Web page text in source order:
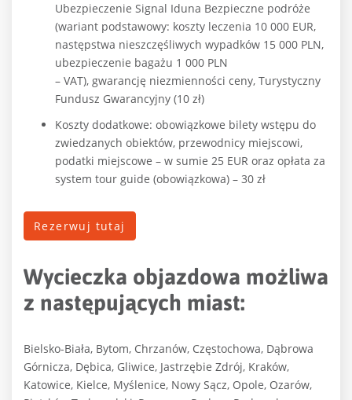
Ubezpieczenie Signal Iduna Bezpieczne podróże
(wariant podstawowy: koszty leczenia 10 000 EUR,
następstwa nieszczęśliwych wypadków 15 000 PLN,
ubezpieczenie bagażu 1 000 PLN
– VAT), gwarancję niezmienności ceny, Turystyczny
Fundusz Gwarancyjny (10 zł)
Koszty dodatkowe: obowiązkowe bilety wstępu do
zwiedzanych obiektów, przewodnicy miejscowi,
podatki miejscowe – w sumie 25 EUR oraz opłata za
system tour guide (obowiązkowa) – 30 zł
Rezerwuj tutaj
Wycieczka objazdowa możliwa
z następujących miast:
Bielsko-Biała, Bytom, Chrzanów, Częstochowa, Dąbrowa
Górnicza, Dębica, Gliwice, Jastrzębie Zdrój, Kraków,
Katowice, Kielce, Myślenice, Nowy Sącz, Opole, Ozarów,